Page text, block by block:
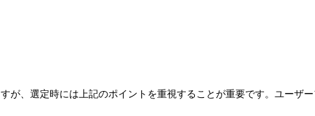
が、選定時には上記のポイントを重視することが重要です。ユーザ